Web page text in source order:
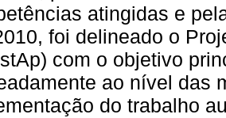
atingidas e
foi delineado o
com o objetivo
ao nível das
do trabalho